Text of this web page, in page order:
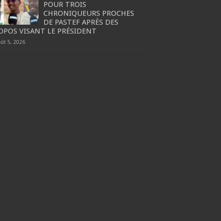
POUR TROIS
CHRONIQUEURS PROCHES
DE PASTEF APRÈS DES
VISANT LE PRÉSIDENT
5, 2026